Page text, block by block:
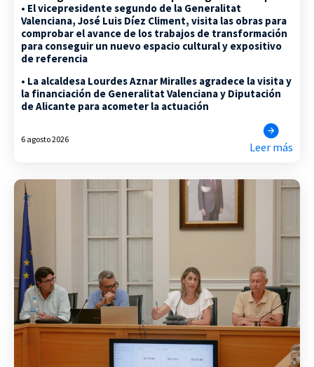
• El vicepresidente segundo de la Generalitat
Valenciana, José Luis Díez Climent, visita las obras para
comprobar el avance de los trabajos de transformación
para conseguir un nuevo espacio cultural y expositivo
de referencia
• La alcaldesa Lourdes Aznar Miralles agradece la visita y
la financiación de Generalitat Valenciana y Diputación
de Alicante para acometer la actuación
6 agosto 2026
Leer más